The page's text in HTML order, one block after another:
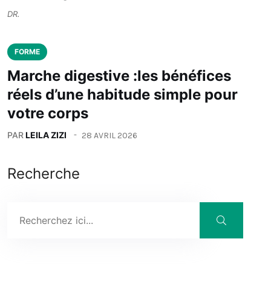
DR.
FORME
Marche digestive :les bénéfices
réels d’une habitude simple pour
votre corps
PARLEILA ZIZI 28 AVRIL 2026
Recherche